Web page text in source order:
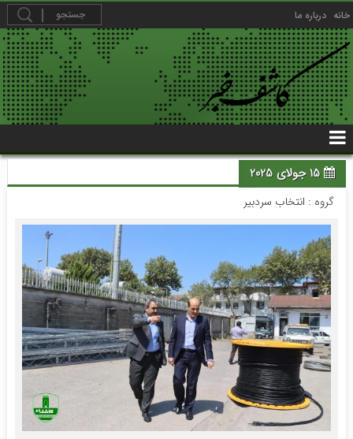
خانه درباره ما
15 جولای 2025
گروه : انتخاب سردبیر